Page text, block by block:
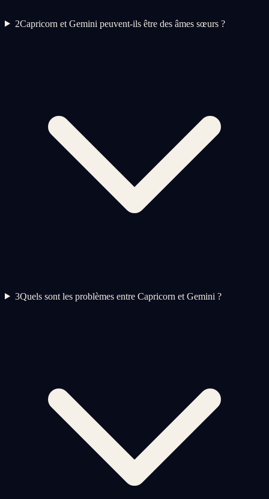
2Capricorn et Gemini peuvent-ils être des âmes sœurs ?
3Quels sont les problèmes entre Capricorn et Gemini ?